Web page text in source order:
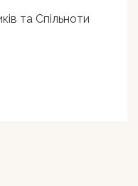
та Спільноти